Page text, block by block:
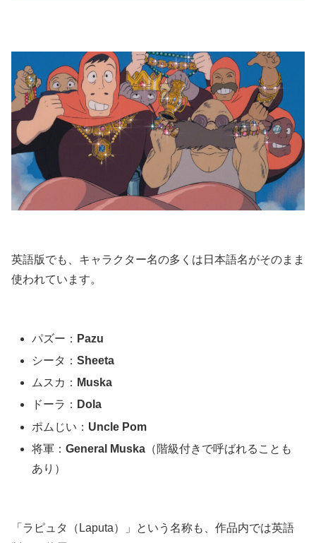
英語版でも、キャラクター名の多くは日本語名がそのまま
使われています。
パズー： Pazu
シータ：Sheeta
ムスカ： Muska
ドーラ： Dola
ポムじい： Uncle Pom
将軍：General Muska （階級付きで呼ばれることも
あり）
「ラピュタ（Laputa）」という名称も、作品内では英語